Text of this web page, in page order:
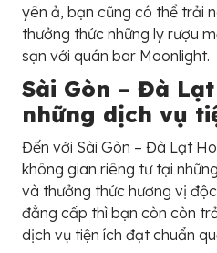
yên ả, bạn cũng có thể trải
thưởng thức những ly rượu
sạn với quán bar Moonlight.
Sài Gòn – Đà
những dịch vụ
Đến với Sài Gòn – Đà Lạt
không gian riêng tư tại
và thưởng thức hương vị
đẳng cấp thì bạn còn còn
dịch vụ tiện ích đạt chuẩn